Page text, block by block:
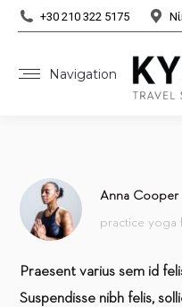
+30 210 322 5175
Navigation
Anna Cooper
practice yoga
Praesent varius sem id
Suspendisse nibh felis,